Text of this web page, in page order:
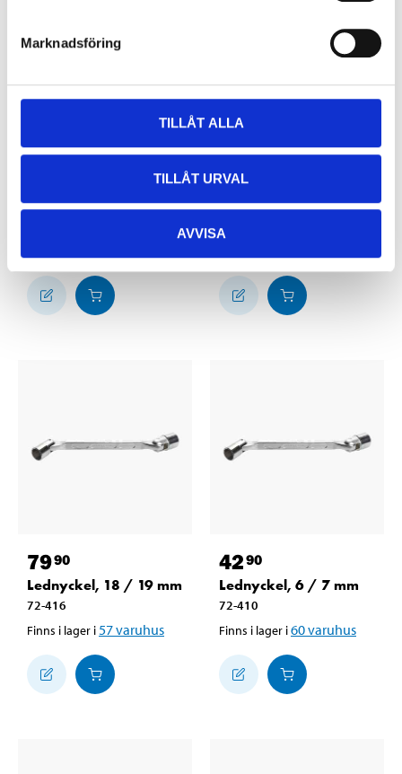
Marknadsföring
TILLÅT ALLA
TILLÅT URVAL
AVVISA
Lednyckel, 16 / 17 mm
6990
Lednyckel, 14 / 15 mm
72-414
7990
Lednyckel, 18 / 19 mm
72-416
Finns i lager i 57varuhus
4290
Lednyckel, 6 / 7 mm
72-410
Finns i lager i60varuhus